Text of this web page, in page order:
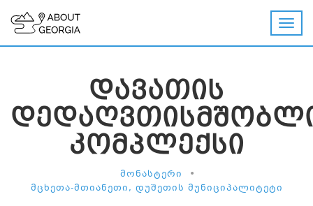
ᲓᲐᲕᲐᲗᲘᲡ
ᲙᲝᲛᲞᲚᲔᲥᲡᲘ
ᲛᲝᲜᲐᲡᲢᲔᲠᲘ •
ᲛᲪᲮᲔᲗᲐ-ᲛᲗᲘᲐᲜᲔᲗᲘ, ᲓᲣᲨᲔᲗᲘᲡ ᲛᲣᲜᲘᲪᲘᲞᲐᲚᲘᲢᲔᲢᲘ